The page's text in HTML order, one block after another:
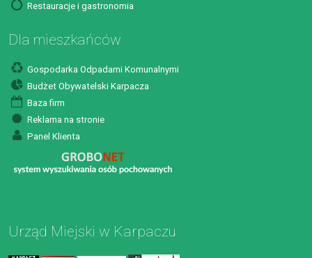
Restauracje i gastronomia
Dla mieszkańców
Gospodarka Odpadami Komunalnymi
Budżet Obywatelski Karpacza
Baza firm
Reklama na stronie
Panel Klienta
Urząd Miejski w Karpaczu